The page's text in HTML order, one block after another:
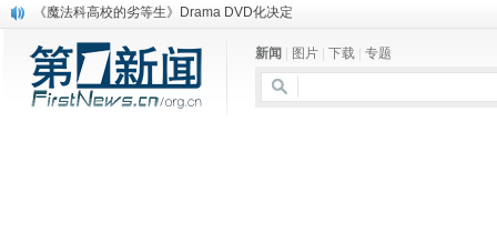
电信运营商“血战”校园
保健品也能吃出一身病? 康宝莱员工自揭多项家丑
煤价"跳水"电企利润"蹦高" 电煤联动亟待完善
苹果公司自建太阳能电厂为数据中心供电
新闻 图片 下载 专题